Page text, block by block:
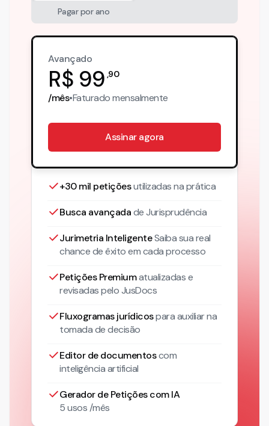
Pagar por ano
Avançado
R$ 99 ,90
/mês•Faturadomensalmente
Assinar agora
+30 mil petiçõesutilizadas na prática
Busca avançadade Jurisprudência
Jurimetria InteligenteSaiba sua real
chance de êxito em cada processo
Petições Premiumatualizadase
revisadas pelo JusDocs
Fluxogramas jurídicospara auxiliar na
tomada de decisão
Editor de documentoscom
inteligência artificial
Gerador de Petições com IA
5 usos /mês